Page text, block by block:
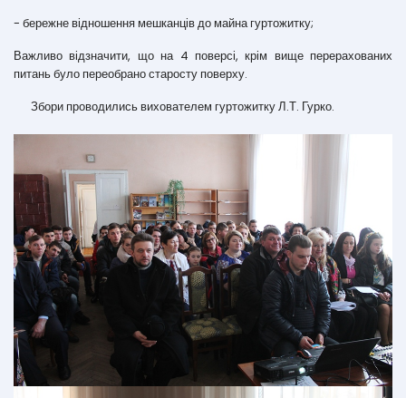
- бережне відношення мешканців до майна гуртожитку;
Важливо відзначити, що на 4 поверсі, крім вище перерахованих
питань було переобрано старосту поверху.
Збори проводились вихователем гуртожитку Л.Т. Гурко.